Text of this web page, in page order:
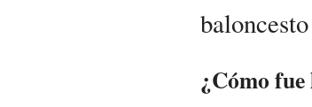
baloncesto
¿Cómo